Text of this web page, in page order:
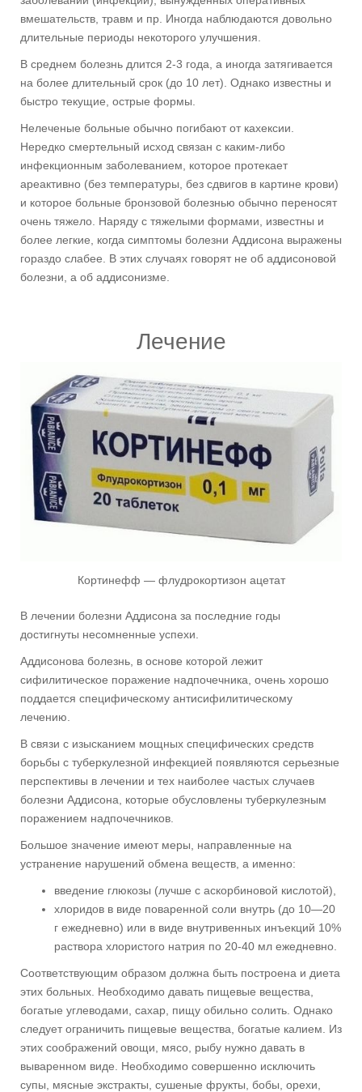
вмешательств, травм и пр. Иногда наблюдаются довольно
длительные периоды некоторого улучшения.
В среднем болезнь длится 2-3 года, а иногда затягивается
на более длительный срок (до 10 лет). Однако известны и
быстро текущие, острые формы.
Нелеченые больные обычно погибают от кахексии.
Нередко смертельный исход связан с каким-либо
инфекционным заболеванием, которое протекает
ареактивно (без температуры, без сдвигов в картине крови)
и которое больные бронзовой болезнью обычно переносят
очень тяжело. Наряду с тяжелыми формами, известны и
более легкие, когда симптомы болезни Аддисона выражены
гораздо слабее. В этих случаях говорят не об аддисоновой
болезни, а об аддисонизме.
Лечение
Кортинефф — флудрокортизон ацетат
В лечении болезни Аддисона за последние годы
достигнуты несомненные успехи.
Аддисонова болезнь, в основе которой лежит
сифилитическое поражение надпочечника, очень хорошо
поддается специфическому антисифилитическому
лечению.
В связи с изысканием мощных специфических средств
борьбы с туберкулезной инфекцией появляются серьезные
перспективы в лечении и тех наиболее частых случаев
болезни Аддисона, которые обусловлены туберкулезным
поражением надпочечников.
Большое значение имеют меры, направленные на
устранение нарушений обмена веществ, а именно:
введение глюкозы (лучше с аскорбиновой кислотой),
хлоридов в виде поваренной соли внутрь (до 10—20
г ежедневно) или в виде внутривенных инъекций 10%
раствора хлористого натрия по 20-40 мл ежедневно.
Соответствующим образом должна быть построена и диета
этих больных. Необходимо давать пищевые вещества,
богатые углеводами, сахар, пищу обильно солить. Однако
следует ограничить пищевые вещества, богатые калием. Из
этих соображений овощи, мясо, рыбу нужно давать в
вываренном виде. Необходимо совершенно исключить
супы, мясные экстракты, сушеные фрукты, бобы, орехи,